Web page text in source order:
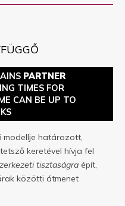
PARTNER
TIMES FOR
CAN BE UP TO
modellje határozott,
keretével hívja fel
tisztaságra épít,
közötti átmenet